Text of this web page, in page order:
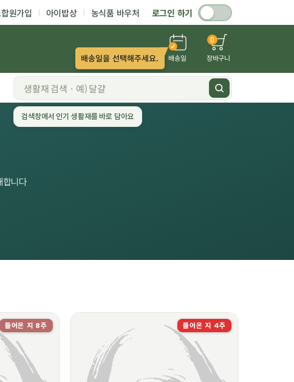
원가입 아이밥상 농식품 바우처 로그인 하기
배송일
배송일을 선택해주세요.
0
장바구니
합니다
들어온 지 8주 들어온 지 4주
검색창에서 인기 생활재를 바로 담아요